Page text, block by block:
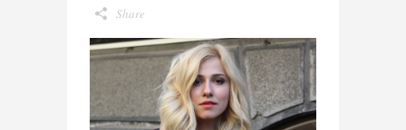
Share